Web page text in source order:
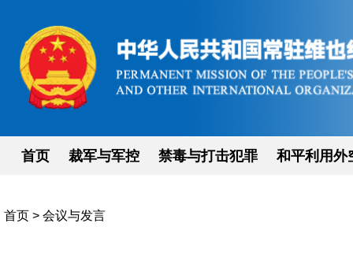
首页 裁军与军控 禁毒与打击犯罪 和平利用外
首页 > 会议与发言